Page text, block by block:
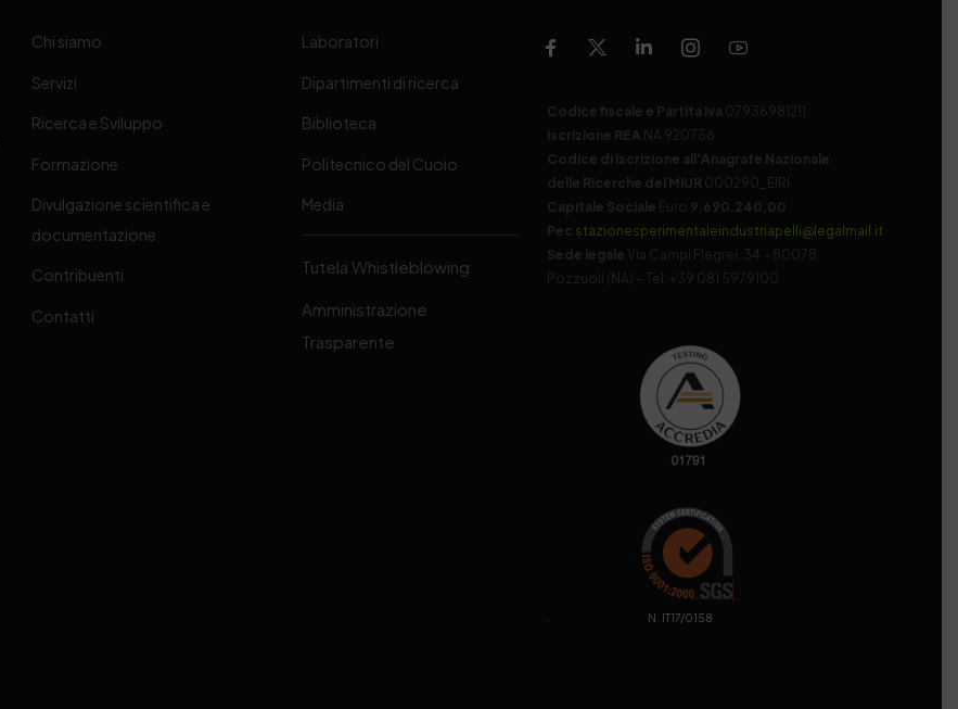
Chi siamo
Servizi
Ricerca e Sviluppo
Formazione
Divulgazione scientifica e
documentazione
Contribuenti
Contatti
Laboratori
Dipartimenti di ricerca
Biblioteca
Politecnico del Cuoio
Media
Tutela Whistleblowing
Amministrazione
Trasparente
Codice fiscale e Partita Iva 07936981211
Iscrizione REA NA 920756
Codice di iscrizione all’Anagrafe Nazionale
delle Ricerche del MIUR 000290_EIRI
Capitale Sociale Euro 9.690.240,00
Pec stazionesperimentaleindustriapelli@legalmail.it
Sede legale
Via Campi Flegrei, 34 – 80078
Pozzuoli (NA) – Tel. +39 081 5979100
. N. IT17/0158